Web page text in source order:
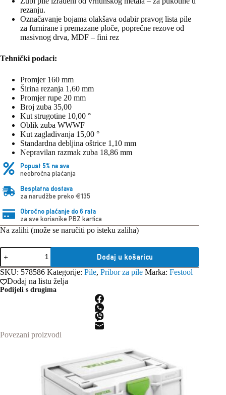
rezanju.
Označavanje bojama olakšava odabir pravog lista pile
za furnirane i premazane ploče, poprečne rezove od
masivnog drva, MDF – fini rez
Tehnički podaci:
Promjer 160 mm
Širina rezanja 1,60 mm
Promjer rupe 20 mm
Broj zuba 35,00
Kut strugotine 10,00 °
Oblik zuba WWWF
Kut zaglađivanja 15,00 °
Standardna debljina oštrice 1,10 mm
Nepravilan razmak zuba 18,86 mm
Popust 5% na sva
neobročna plaćanja
Besplatna dostava
za narudžbe preko €135
Obročno plaćanje do 6 rata
za sve korisnike PBZ kartica
Na zalihi (može se naručiti po isteku zaliha)
Festool
HW
160x1,6x20
FWWW35
List
pile
Dodaj u košaricu
SKU: 578586 Kategorije: Pile, Pribor za pile Marka: Festool
Dodaj na listu želja
Podijeli s drugima
Povezani proizvodi